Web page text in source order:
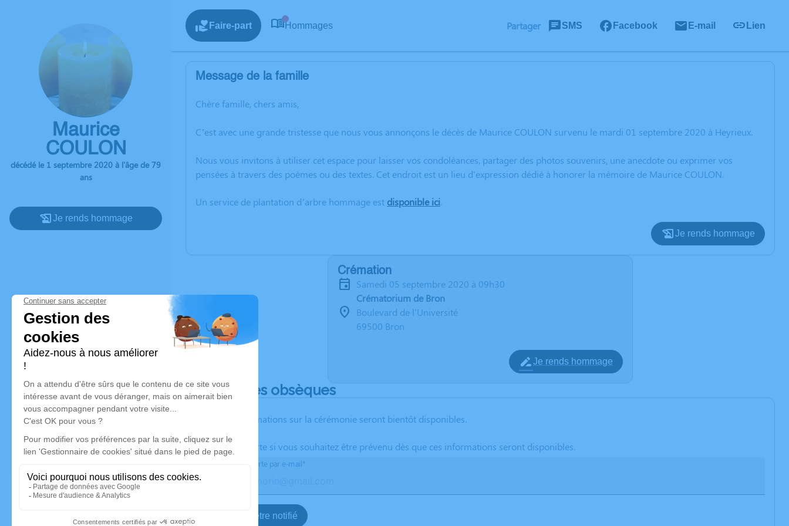
Maurice
COULON
décédé le 1 septembre 2020 à l'âge de 79
ans
Je rends hommage
Faire-part Hommages Partager SMS Facebook E-mail Lien
Message de la famille
Chère famille, chers amis,
C’est avec une grande tristesse que nous vous annonçons le décès de Maurice COULON survenu le mardi 01 septembre 2020 à Heyrieux.
Nous vous invitons à utiliser cet espace pour laisser vos condoléances, partager des photos souvenirs, une anecdote ou exprimer vos
pensées à travers des poèmes ou des textes. Cet endroit est un lieu d'expression dédié à honorer la mémoire de Maurice COULON.
Un service de plantation d’arbre hommage est disponible ici.
Je rends hommage
Crémation
samedi 05 septembre 2020 à 09h30
Crématorium de Bron
Boulevard de l'Université
69500 Bron
Je rends hommage
Déroulé des obsèques
Les informations sur la cérémonie seront bientôt disponibles.
Activez une alerte si vous souhaitez être prévenu dès que ces informations seront disponibles.
Recevoir une alerte par e-mail*
Je veux être notifié